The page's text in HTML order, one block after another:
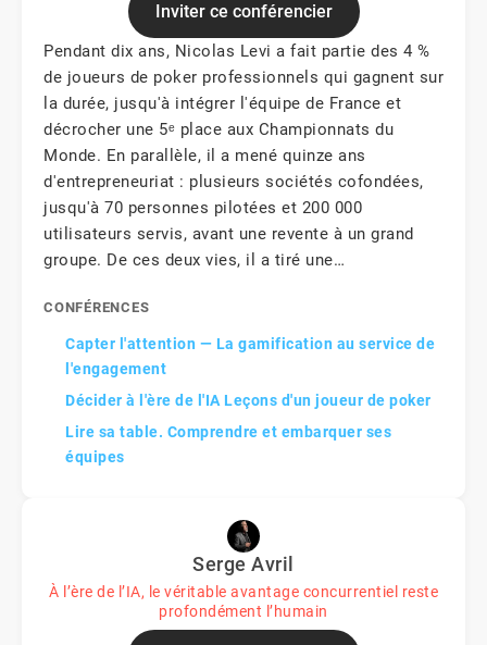
Inviter ce conférencier
Pendant dix ans, Nicolas Levi a fait partie des 4 %
de joueurs de poker professionnels qui gagnent sur
la durée, jusqu'à intégrer l'équipe de France et
décrocher une 5ᵉ place aux Championnats du
Monde. En parallèle, il a mené quinze ans
d'entrepreneuriat : plusieurs sociétés cofondées,
jusqu'à 70 personnes pilotées et 200 000
utilisateurs servis, avant une revente à un grand
groupe. De ces deux vies, il a tiré une…
CONFÉRENCES
Capter l'attention — La gamification au service de
l'engagement
Décider à l'ère de l'IA Leçons d'un joueur de poker
Lire sa table. Comprendre et embarquer ses
équipes
Serge Avril
À l’ère de l’IA, le véritable avantage concurrentiel reste
profondément l’humain